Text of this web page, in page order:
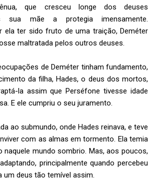
que cresceu longe dos deuses
sua mãe a protegia imensamente.
ela ter sido fruto de uma traição, Deméter
maltratada pelos outros deuses.
de Deméter tinham fundamento,
da filha, Hades, o deus dos mortos,
la assim que Perséfone tivesse idade
E ele cumpriu o seu juramento.
ao submundo, onde Hades reinava, e teve
com as almas em tormento. Ela temia
naquele mundo sombrio. Mas, aos poucos,
principalmente quando percebeu
um deus tão temível assim.